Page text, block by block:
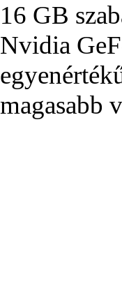
16 GB
Nvidia
magasabb